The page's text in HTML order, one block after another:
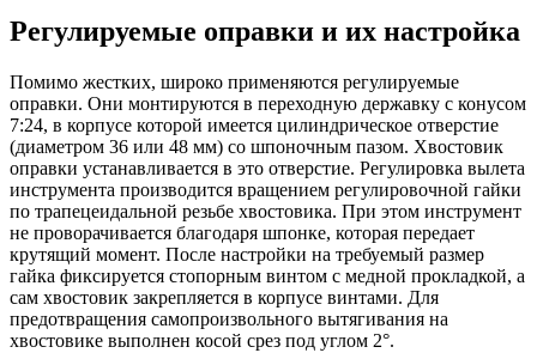
Регулируемые оправки и их настройка
Помимо жестких, широко применяются регулируемые
оправки. Они монтируются в переходную державку с конусом
7:24, в корпусе которой имеется цилиндрическое отверстие
(диаметром 36 или 48 мм) со шпоночным пазом. Хвостовик
оправки устанавливается в это отверстие. Регулировка вылета
инструмента производится вращением регулировочной гайки
по трапецеидальной резьбе хвостовика. При этом инструмент
не проворачивается благодаря шпонке, которая передает
крутящий момент. После настройки на требуемый размер
гайка фиксируется стопорным винтом с медной прокладкой, а
сам хвостовик закрепляется в корпусе винтами. Для
предотвращения самопроизвольного вытягивания на
хвостовике выполнен косой срез под углом 2°.